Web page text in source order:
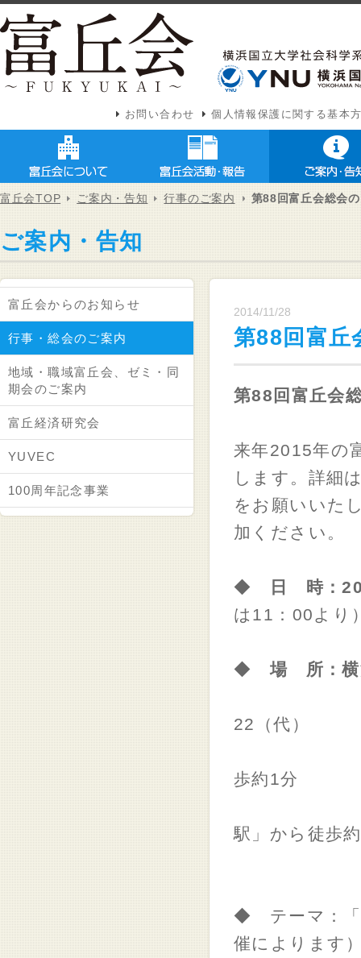
お問い合わせ 個人情報保護に関する基本
富丘会TOP ご案内・告知 行事のご案内 第88回富丘会総会
ご案内・告知
富丘会からのお知らせ
行事・総会のご案内
地域・職域富丘会、ゼミ・同
期会のご案内
富丘経済研究会
YUVEC
100周年記念事業
2014/11/28
第88回富丘
第88回富丘会
来年2015年の
します。詳細
をお願いいた
加ください。
◆
日 時：
は11：00より
◆場 所：横
22（代）
歩約1分
駅」から徒歩
◆ テーマ：「
催によります